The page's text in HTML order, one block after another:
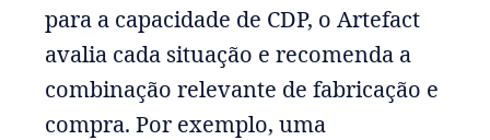
para a capacidade de CDP, o Artefact
avalia cada situação e recomenda a
combinação relevante de fabricação e
compra. Por exemplo, uma